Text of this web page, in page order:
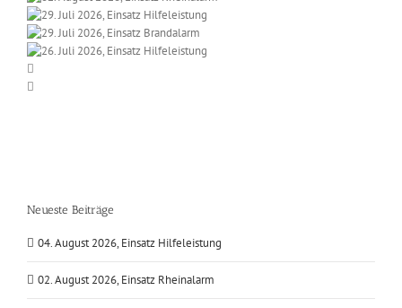
Neueste Beiträge
04. August 2026, Einsatz Hilfeleistung
02. August 2026, Einsatz Rheinalarm